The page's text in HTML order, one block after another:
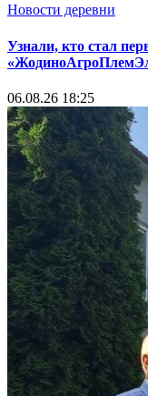
Новости деревни
Узнали, кто стал
06.08.26 18:25